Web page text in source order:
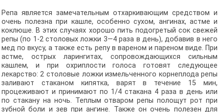
Репа является замечательным отхаркивающим средством и
очень полезна при кашле, особенно сухом, ангинах, астме и
коклюше. В этих случаях хорошо пить подогретый сок свежей
репы (по 1-2 столовых ложки 3—4 раза в день), добавив в него
мед по вкусу, а также есть репу в вареном и пареном виде. При
астме, острых ларингитах, сопровождающихся сильным
кашлем, и при охриплости голоса готовят следующее
лекарство: 2 столовые ложки измельченного корнеплода репы
заливают стаканом кипятка, варят в течение 15 мин,
процеживают и принимают по 1/4 стакана 4 раза в день или
по стакану на ночь. Теплым отваром репы полощут рот при
зубной боли и зев при ангине. Также он очень полезен для